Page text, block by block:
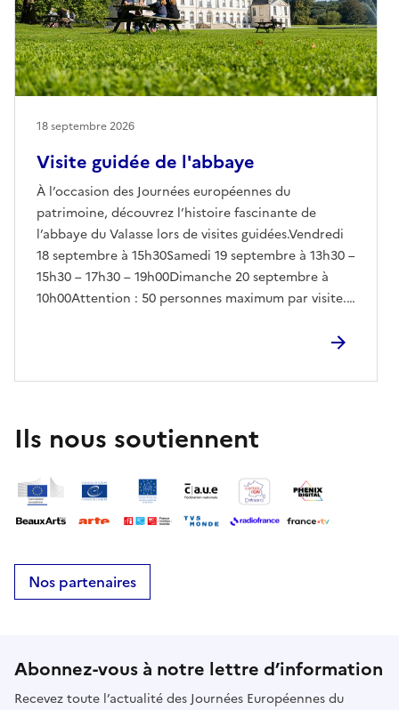
Visite guidée de l'abbaye
À l’occasion des Journées européennes du
patrimoine, découvrez l’histoire fascinante de
l’abbaye du Valasse lors de visites guidées.Vendredi
18 septembre à 15h30Samedi 19 septembre à 13h30 –
15h30 – 17h30 – 19h00Dimanche 20 septembre à
10h00Attention : 50 personnes maximum par visite.
18 septembre 2026
Ils nous soutiennent
Nos partenaires
Abonnez-vous à notre lettre d’information
Recevez toute l’actualité des Journées Européennes du